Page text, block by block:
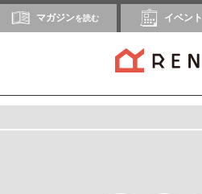
マガジンを読む イベント